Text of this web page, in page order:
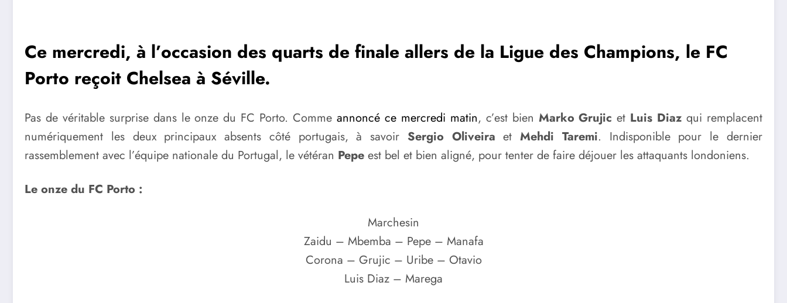
Ce mercredi, à l’occasion des quarts de finale allers de la Ligue des Champions, le FC
Porto reçoit Chelsea à Séville.
Pas de véritable surprise dans le onze du FC Porto. Commeannoncé ce mercredi matin, c’est bien Marko Grujic et Luis Diaz qui remplacent
numériquement les deux principaux absents côté portugais, à savoir Sergio Oliveira etMehdi Taremi. Indisponible pour le dernier
rassemblement avec l’équipe nationale du Portugal, le vétéran Pepe est bel et bien aligné, pour tenter de faire déjouer les attaquants londoniens.
Le onze du FC Porto :
Marchesin
Zaidu – Mbemba – Pepe – Manafa
Corona – Grujic – Uribe – Otavio
Luis Diaz – Marega